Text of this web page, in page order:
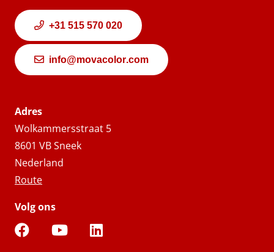
+31 515 570 020
info@movacolor.com
Adres
Wolkammersstraat 5
8601 VB Sneek
Nederland
Route
Volg ons